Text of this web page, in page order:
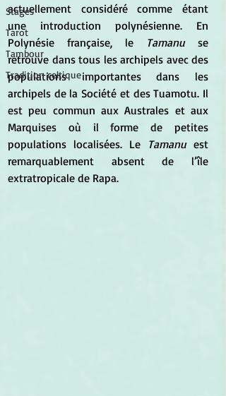
Stages
Tarot
Tambour
Tradition celtique
actuellement considéré comme étant
une introduction polynésienne. En
Polynésie française, le Tamanu se
retrouve dans tous les archipels avec des
populations importantes dans les
archipels de la Société et des Tuamotu. Il
est peu commun aux Australes et aux
Marquises où il forme de petites
populations localisées. Le Tamanu est
remarquablement absent de l’île
extratropicale de Rapa.